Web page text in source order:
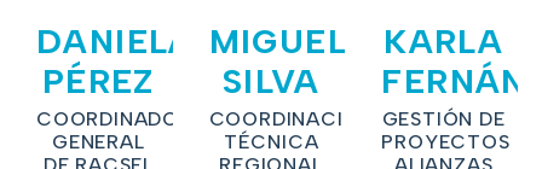
DANIELA
PÉREZ
COORDINADORA
GENERAL
MIGUEL
SILVA
COORDINACIÓN
TÉCNICA
KARLA
GESTIÓN DE
PROYECTOS